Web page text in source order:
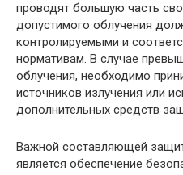
проводят большую часть
допустимого облучения
контролируемыми и
нормативам. В случае
облучения, необходимо
источников излучения или
дополнительных средств
Важной составляющей
является обеспечение